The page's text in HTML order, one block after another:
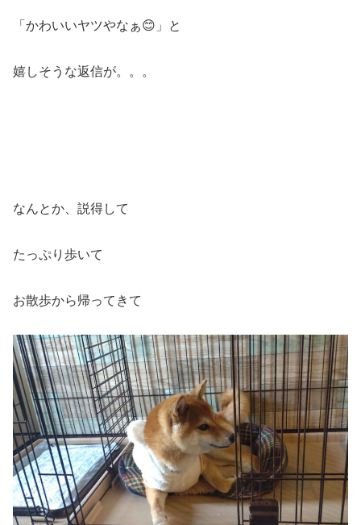
「かわいいヤツやなぁ😊」と
嬉しそうな返信が。。。
なんとか、説得して
たっぷり歩いて
お散歩から帰ってきて